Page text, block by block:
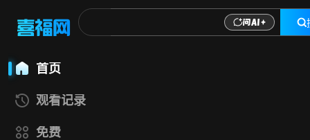
首页
观看记录
免费